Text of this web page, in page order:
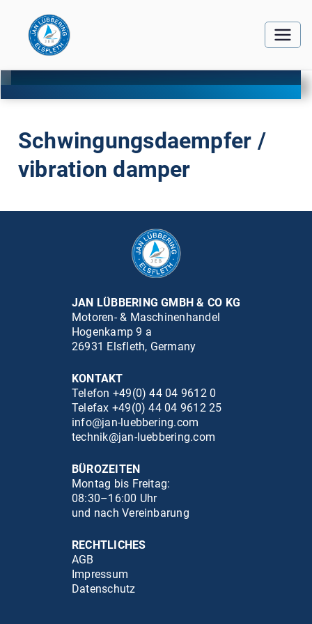
Schwingungsdaempfer /
vibration damper
JAN LÜBBERING GMBH & CO KG
Motoren- & Maschinenhandel
Hogenkamp 9 a
26931 Elsfleth, Germany
KONTAKT
Telefon +49(0) 44 04 9612 0
Telefax +49(0) 44 04 9612 25
info@jan-luebbering.com
technik@jan-luebbering.com
BÜROZEITEN
Montag bis Freitag:
08:30–16:00 Uhr
und nach Vereinbarung
RECHTLICHES
AGB
Impressum
Datenschutz